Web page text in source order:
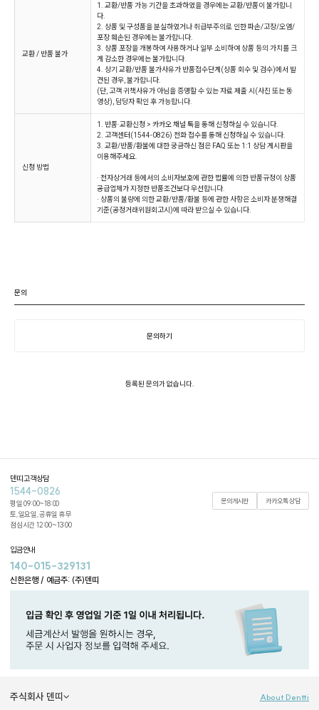
교환 / 반품 불가
1. 교환/반품 가능 기간을 초과하였을 경우에는 교환/반품이 불가합니
다.
2. 상품 및 구성품을 분실하였거나 취급부주의로 인한 파손/고장/오염/
포장 훼손된 경우에는 불가합니다.
3. 상품 포장을 개봉하여 사용하거나 일부 소비하여 상품 등의 가치를 크
게 감소한 경우에는 불가합니다.
4. 상기 교환/반품 불가사유가 반품접수단계(상품 회수 및 검수)에서 발
견된 경우, 불가합니다.
(단, 고객 귀책사유가 아님을 증명할 수 있는 자료 제출 시(사진 또는 동
영상), 담당자 확인 후 가능합니다.
신청 방법
1. 반품·교환신청 > 카카오 채널 톡을 통해 신청하실 수 있습니다.
2. 고객센터(1544-0826) 전화 접수를 통해 신청하실 수 있습니다.
3. 교환/반품/환불에 대한 궁금하신 점은 FAQ 또는 1:1 상담 게시판을
이용해주세요.
· 전자상거래 등에서의 소비자보호에 관한 법률에 의한 반품규정이 상품
공급업체가 지정한 반품조건보다 우선합니다.
· 상품의 불량에 의한 교환/반품/환불 등에 관한 사항은 소비자 분쟁해결
기준(공정거래위원회고시)에 따라 받으실 수 있습니다.
문의
문의하기
등록된 문의가 없습니다.
덴띠 고객상담
1544-0826
평일 09:00~18:00
토,일요일,공휴일 휴무
점심시간 12:00~13:00
문의게시판 카카오톡 상담
입금안내
140-015-329131
신한은행 / 예금주: (주)덴띠
주식회사 덴띠 About Dentti